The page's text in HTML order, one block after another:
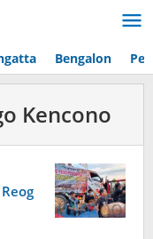
Bengalon
Kencono